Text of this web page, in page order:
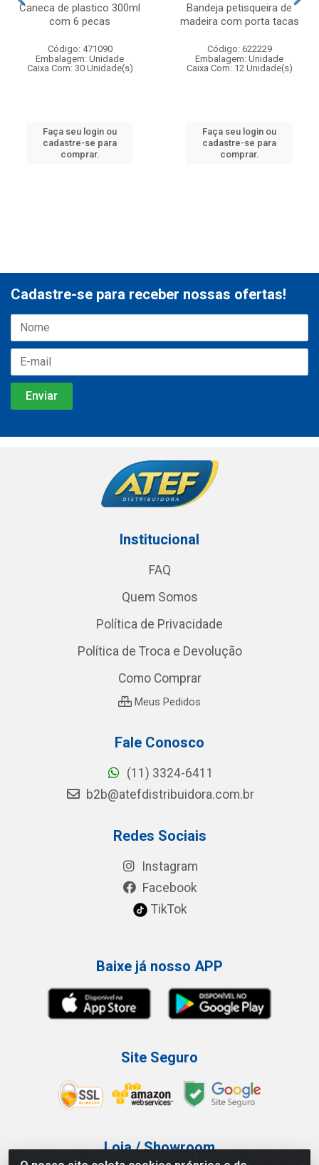
Caneca de plastico 300ml
com 6 pecas
Código: 471090
Embalagem: Unidade
Caixa Com: 30 Unidade(s)
Faça seu login ou
cadastre-se para
comprar.
Bandeja petisqueira de
madeira com porta tacas
Código: 622229
Embalagem: Unidade
Caixa Com: 12 Unidade(s)
Faça seu login ou
cadastre-se para
comprar.
Cadastre-se para receber nossas ofertas!
Institucional
FAQ
Quem Somos
Política de Privacidade
Política de Troca e Devolução
Como Comprar
Meus Pedidos
Fale Conosco
(11) 3324-6411
b2b@atefdistribuidora.com.br
Redes Sociais
Instagram
Facebook
TikTok
Baixe já nosso APP
Site Seguro
Loja / Showroom